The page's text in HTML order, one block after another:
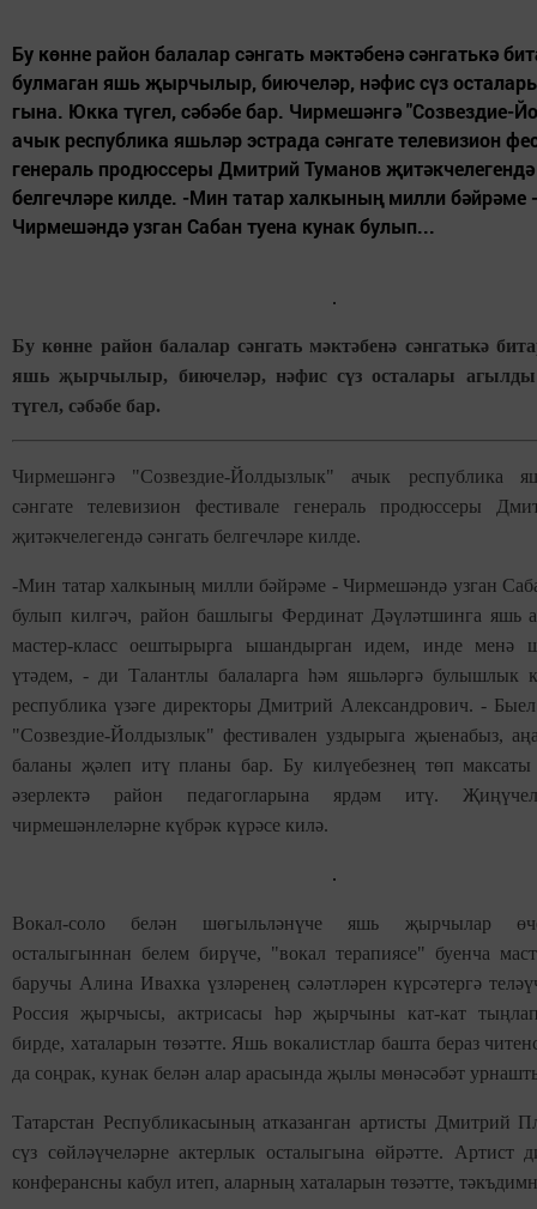
Бу көнне район балалар сәнгать мәктәбенә сәнгатькә
булмаган яшь җырчылыр, биючеләр, нәфис сүз
гына. Юкка түгел, сәбәбе бар. Чирмешәнгә "Созвездие-
ачык республика яшьләр эстрада сәнгате телевизион
генераль продюссеры Дмитрий Туманов җитәкчелегендә
белгечләре килде. -Мин татар халкының милли бәйрәме -
Чирмешәндә узган Сабан туена кунак булып...
Бу көнне район балалар сәнгать мәктәбенә сәнгатькә
яшь җырчылыр, биючеләр, нәфис сүз осталары
түгел, сәбәбе бар.
Чирмешәнгә "Созвездие-Йолдызлык" ачык республика
сәнгате телевизион фестивале генераль продюссеры
җитәкчелегендә сәнгать белгечләре килде.
-Мин татар халкының милли бәйрәме - Чирмешәндә узган
булып килгәч, район башлыгы Фердинат Дәүләтшинга яшь
мастер-класс оештырырга ышандырган идем, инде менә
үтәдем, - ди Талантлы балаларга һәм яшьләргә булышлык
республика үзәге директоры Дмитрий Александрович. -
"Созвездие-Йолдызлык" фестивален уздырыга җыенабыз,
баланы җәлеп итү планы бар. Бу килүебезнең төп максаты
әзерлектә район педагогларына ярдәм итү.
чирмешәнлеләрне күбрәк күрәсе килә.
Вокал-соло белән шөгыльләнүче яшь җырчылар
осталыгыннан белем бирүче, "вокал терапиясе" буенча
баручы Алина Ивахка үзләренең сәләтләрен күрсәтергә
Россия җырчысы, актрисасы һәр җырчыны кат-кат
бирде, хаталарын төзәтте. Яшь вокалистлар башта бераз
да соңрак, кунак белән алар арасында җылы мөнәсәбәт
Татарстан Республикасының атказанган артисты Дмитрий
сүз сөйләүчеләрне актерлык осталыгына өйрәтте. Артист
конферансны кабул итеп, аларның хаталарын төзәтте,